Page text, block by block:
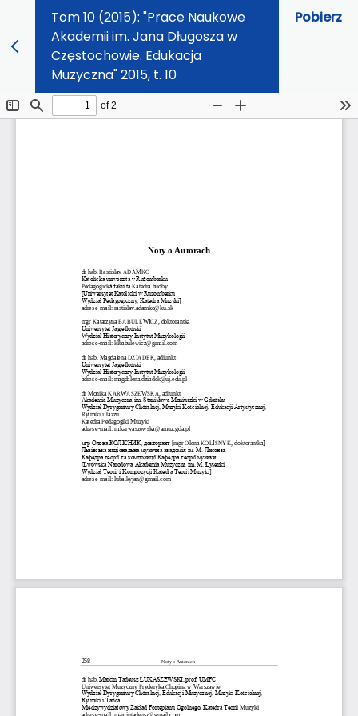
Tom 10 (2015): "Prace Naukowe
Akademii im. Jana Długosza w
Częstochowie. Edukacja
Muzyczna" 2015, t. 10
Pobierz